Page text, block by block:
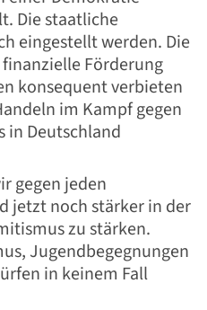
Die staatliche
eingestellt werden. Die
Förderung
konsequent verbieten
im Kampf gegen
in Deutschland
gegen jeden
jetzt noch stärker in der
zu stärken.
Jugendbegegnungen
in keinem Fall